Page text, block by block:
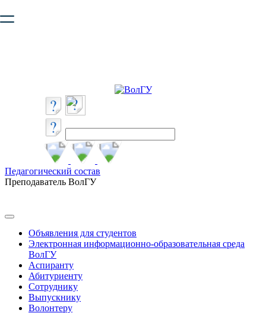
безопасную работу с сайтом. Пожалуйста
Педагогический состав
Преподаватель ВолГУ
Объявления для студентов
Электронная информационно-образовательная среда
ВолГУ
Аспиранту
Абитуриенту
Сотруднику
Выпускнику
Волонтеру